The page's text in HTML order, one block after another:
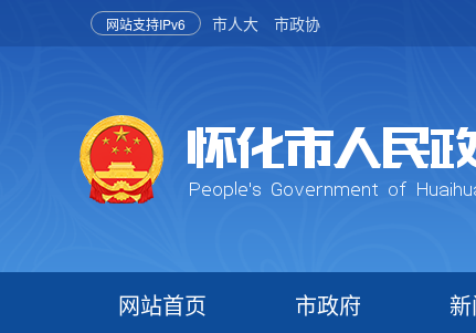
网站支持IPv6 市人大 市政协
网站首页 市政府